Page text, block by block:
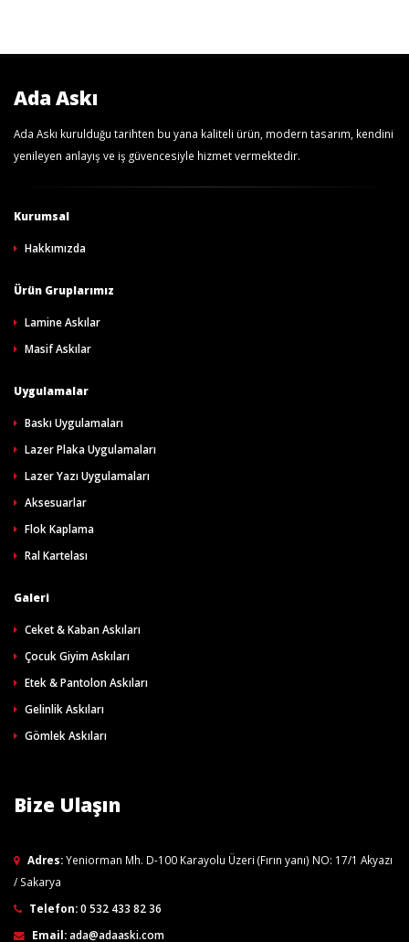
Ada Askı
Ada Askı kurulduğu tarihten bu yana kaliteli ürün, modern tasarım, kendini
yenileyen anlayış ve iş güvencesiyle hizmet vermektedir.
Kurumsal
Hakkımızda
Ürün Gruplarımız
Lamine Askılar
Masif Askılar
Uygulamalar
Baskı Uygulamaları
Lazer Plaka Uygulamaları
Lazer Yazı Uygulamaları
Aksesuarlar
Flok Kaplama
Ral Kartelası
Galeri
Ceket & Kaban Askıları
Çocuk Giyim Askıları
Etek & Pantolon Askıları
Gelinlik Askıları
Gömlek Askıları
Bize Ulaşın
Adres:Yeniorman Mh. D-100 Karayolu Üzeri (Fırın yanı) NO: 17/1 Akyazı
/ Sakarya
Telefon:0 532 433 82 36
Email:ada@adaaski.com